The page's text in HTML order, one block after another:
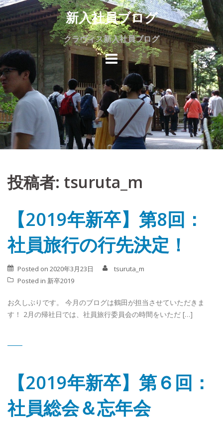
Skip
content
新入社員ブログ
クラヴィス新入社員ブログ
投稿者: tsuruta_m
【2019年新卒】第8回：
社員旅行の行先決定！
Posted on 2020年3月23日
tsuruta_m
Posted in 新卒2019
お久しぶりです。 今月のブログは鶴田が担当させていただきま
す！ 2月の帰社日では、社員旅行委員会の時間をいただ […]
【2019年新卒】第６回：
社員総会＆忘年会